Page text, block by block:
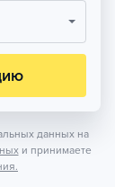
данных на
и принимаете